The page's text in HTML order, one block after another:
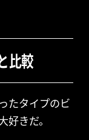
比較
たタイプのビ
きだ。